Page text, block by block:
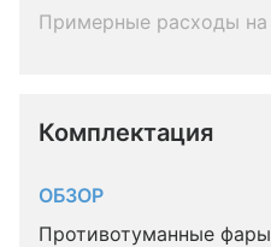
Примерные расходы на
Комплектация
ОБЗОР
Противотуманные фары